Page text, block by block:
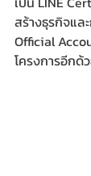
สร้างธุรกิจแล
Official
โครงการอีกด้